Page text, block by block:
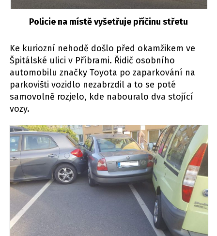
Policie na místě vyšetřuje příčinu střetu
Ke kuriozní nehodě došlo před okamžikem ve
Špitálské ulici v Příbrami. Řidič osobního
automobilu značky Toyota po zaparkování na
parkovišti vozidlo nezabrzdil a to se poté
samovolně rozjelo, kde nabouralo dva stojící
vozy.